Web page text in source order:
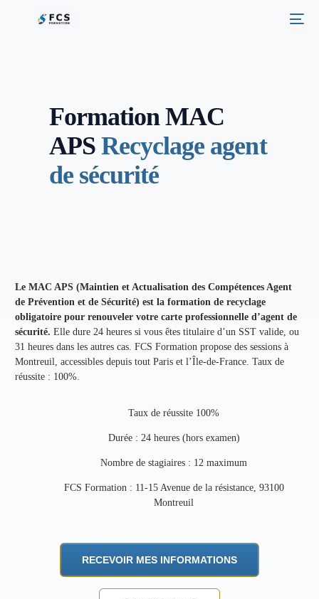
Formation MAC
APS Recyclage agent
de sécurité
Le MAC APS (Maintien et Actualisation des Compétences Agent
de Prévention et de Sécurité) est la formation de recyclage
obligatoire pour renouveler votre carte professionnelle d’agent de
sécurité. Elle dure 24 heures si vous êtes titulaire d’un SST valide, ou
31 heures dans les autres cas. FCS Formation propose des sessions à
Montreuil, accessibles depuis tout Paris et l’Île-de-France. Taux de
réussite : 100%.
Taux de réussite 100%
Durée : 24 heures (hors examen)
Nombre de stagiaires : 12 maximum
FCS Formation : 11-15 Avenue de la résistance, 93100
Montreuil
RECEVOIR MES INFORMATIONS